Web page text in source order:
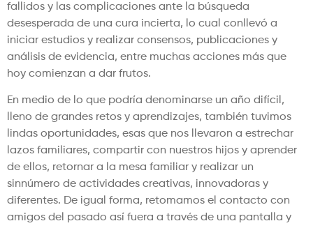
fallidos y las complicaciones ante la búsqueda
desesperada de una cura incierta, lo cual conllevó a
iniciar estudios y realizar consensos, publicaciones y
análisis de evidencia, entre muchas acciones más que
hoy comienzan a dar frutos.
En medio de lo que podría denominarse un año difícil,
lleno de grandes retos y aprendizajes, también tuvimos
lindas oportunidades, esas que nos llevaron a estrechar
lazos familiares, compartir con nuestros hijos y aprender
de ellos, retornar a la mesa familiar y realizar un
sinnúmero de actividades creativas, innovadoras y
diferentes. De igual forma, retomamos el contacto con
amigos del pasado así fuera a través de una pantalla y